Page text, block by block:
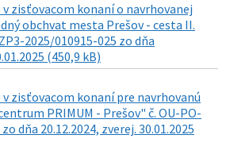
zisťovacom konaní o navrhovanej
obchvat mesta Prešov - cesta II.
2025/010915-025 zo dňa
(450,9 kB)
zisťovacom konaní pre navrhovanú
PRIMUM - Prešov" č. OU-PO-
dňa 20.12.2024, zverej. 30.01.2025